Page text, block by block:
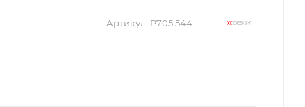
Артикул: P705.544